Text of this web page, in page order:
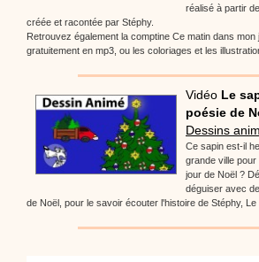
réalisé à partir
créée et racontée par Stéphy.
Retrouvez également la comptine Ce matin dans
gratuitement en mp3, ou les coloriages et les
Vidéo Le
poésie de
Dessins
Ce sapin est-il
grande ville
jour de Noël ?
déguiser avec
de Noël, pour le savoir écouter l'histoire de Stéphy, Le